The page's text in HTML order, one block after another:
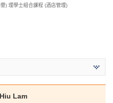
) 理學士組合課程 (酒店管理)
士學位
Lam